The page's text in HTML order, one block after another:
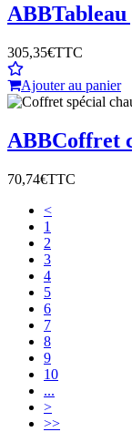
ABB
305,35€TTC
Ajouter au panier
ABBCoffret
70,74€TTC
<
1
2
3
4
5
6
7
8
9
10
...
>
>>